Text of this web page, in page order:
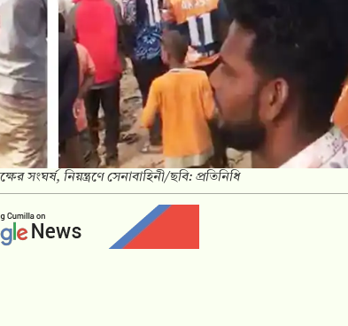
সংঘর্ষ, নিয়ন্ত্রণে সেনাবাহিনী/ছবি: প্রতিনিধি